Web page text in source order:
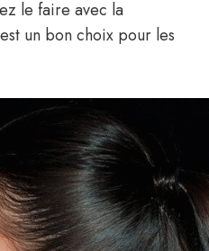
le faire avec la
un bon choix pour les